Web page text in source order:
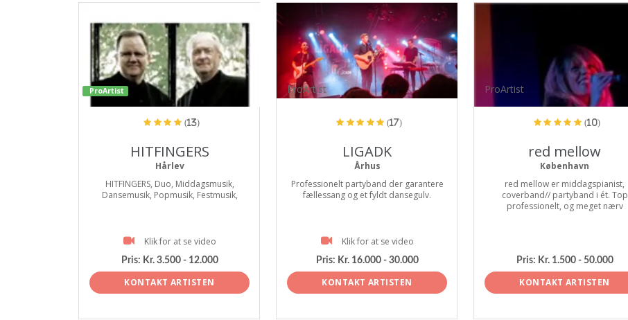
ProArtist
(13)
HITFINGERS
Hårlev
HITFINGERS, Duo, Middagsmusik,
Dansemusik, Popmusik, Festmusik,
Klik for at se video
Pris: Kr. 3.500 - 12.000
KONTAKT ARTISTEN
ProArtist
(17)
LIGADK
Århus
Professionelt partyband der garantere
fællessang og et fyldt dansegulv.
Klik for at se video
Pris: Kr. 16.000 - 30.000
KONTAKT ARTISTEN
ProArtist
(10)
red mellow
København
red mellow er middagspianist,
coverband// partyband i ét. Top
professionelt, og meget nærv
Pris: Kr. 1.500 - 50.000
KONTAKT ARTISTEN